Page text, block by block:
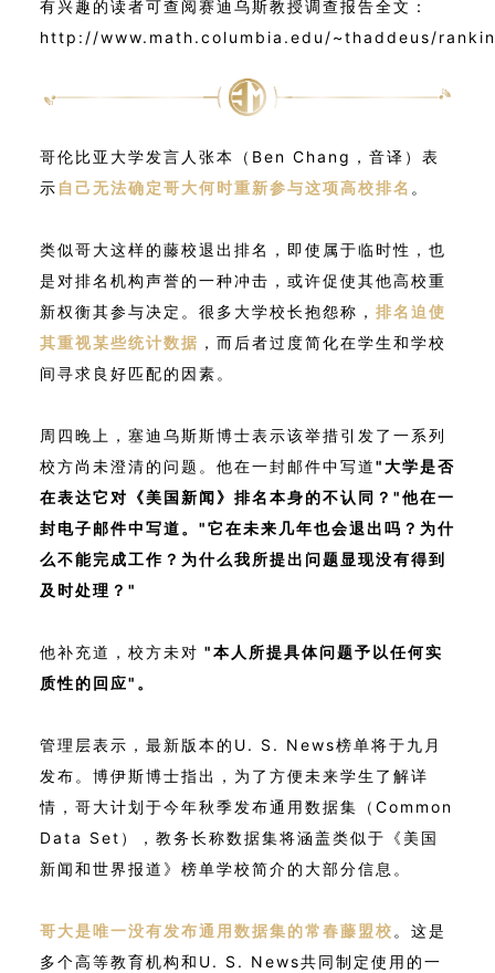
有兴趣的读者可查阅赛迪乌斯教授调查报告全文：
http://www.math.columbia.edu/~thaddeus/
哥伦比亚大学发言人张本（Ben Chang，音译）表
示 自己无法确定哥大何时重新参与这项高校排名 。
类似哥大这样的藤校退出排名，即使属于临时性，也
是对排名机构声誉的一种冲击，或许促使其他高校重
新权衡其参与决定。很多大学校长抱怨称， 排名迫使
其重视某些统计数据 ，而后者过度简化在学生和学校
间寻求良好匹配的因素。
周四晚上，塞迪乌斯斯博士表示该举措引发了一系列
校方尚未澄清的问题。他在一封邮件中写道"大学是否
在表达它对《美国新闻》排名本身的不认同？"他在一
封电子邮件中写道。"它在未来几年也会退出吗？为什
么不能完成工作？为什么我所提出问题显现没有得到
及时处理？"
他补充道，校方未对 "本人所提具体问题予以任何实
质性的回应"。
管理层表示，最新版本的U. S. News榜单将于九月
发布。博伊斯博士指出，为了方便未来学生了解详
情，哥大计划于今年秋季发布通用数据集（Common
Data Set），教务长称数据集将涵盖类似于《美国
新闻和世界报道》榜单学校简介的大部分信息。
哥大是唯一没有发布通用数据集的常春藤盟校 。这是
多个高等教育机构和U. S. News共同制定使用的一